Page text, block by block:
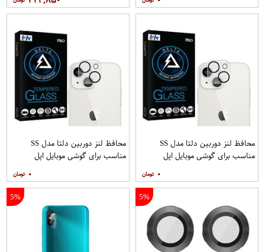
محافظ لنز دوربین دلتا مدل SS
مناسب برای گوشی موبایل اپل
۰
محافظ لنز دوربین دلتا مدل SS
مناسب برای گوشی موبایل اپل
۰
5%
5%